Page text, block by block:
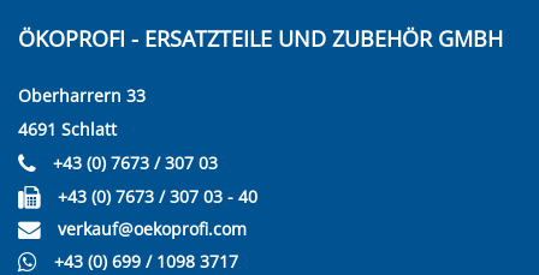
ÖKOPROFI - ERSATZTEILE UND ZUBEHÖR GMBH
Oberharrern 33
4691 Schlatt
+43 (0) 7673 / 307 03
+43 (0) 7673 / 307 03 - 40
verkauf@oekoprofi.com
+43 (0) 699 / 1098 3717